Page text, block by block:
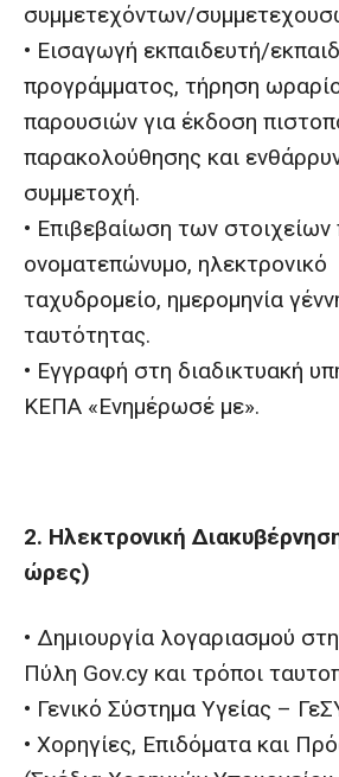
συμμετεχόντων/
• Εισαγωγή εκπαιδευτή/
προγράμματος, τήρηση
παρουσιών για έκδοση
παρακολούθησης και
συμμετοχή.
• Επιβεβαίωση των
ονοματεπώνυμο, ηλεκτρονικό
ταχυδρομείο, ημερομηνία
ταυτότητας.
• Εγγραφή στη διαδικτυακή
ΚΕΠΑ «Ενημέρωσέ με».
2. Ηλεκτρονική
ώρες)
• Δημιουργία λογαριασμού
Πύλη Gov.cy και τρόποι
• Γενικό Σύστημα Υγείας –
• Χορηγίες, Επιδόματα και